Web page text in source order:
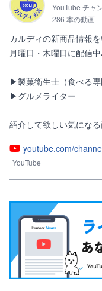
YouTube チャ
286 本の動画
カルディの新商品情報
月曜日・木曜日に配信
▶製菓衛生士（食べる専
▶グルメライター
紹介して欲しい気にな
youtube.com/
YouTube